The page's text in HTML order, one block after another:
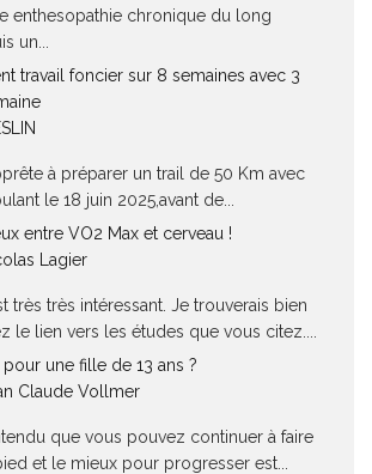
enthesopathie chronique du long
un...
travail foncier sur 8 semaines avec 3
à préparer un trail de 50 Km avec
le 18 juin 2025,avant de...
entre VO2 Max et cerveau !
Lagier
très très intéressant. Je trouverais bien
le lien vers les études que vous citez....
une fille de 13 ans ?
Claude Vollmer
que vous pouvez continuer à faire
et le mieux pour progresser est...